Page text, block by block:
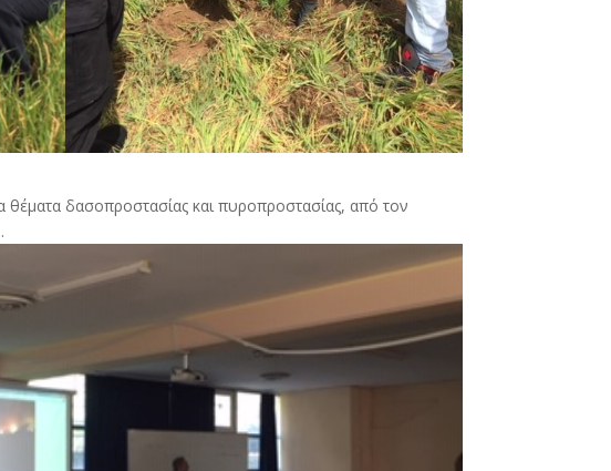
θέματα δασοπροστασίας και πυροπροστασίας, από τον